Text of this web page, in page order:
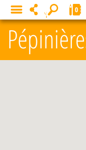
MENU 0
Panneau de gestion des